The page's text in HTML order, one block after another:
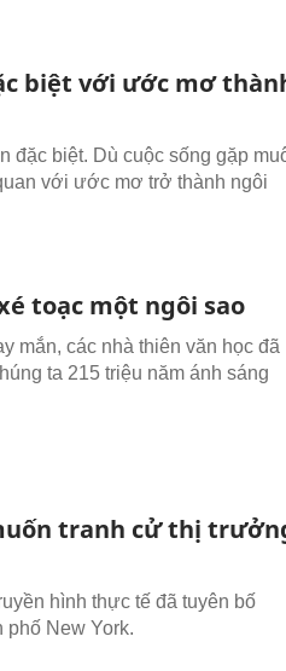
biệt với ước mơ
đặc biệt. Dù cuộc sống gặp
với ước mơ trở thành ngôi
toạc một ngôi sao
mắn, các nhà thiên văn học đã
ta 215 triệu năm ánh sáng
tranh cử thị
hình thực tế đã tuyên bố
phố New York.